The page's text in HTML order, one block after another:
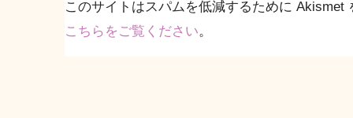
このサイトはスパムを低減するために Akismet
こちらをご覧ください。